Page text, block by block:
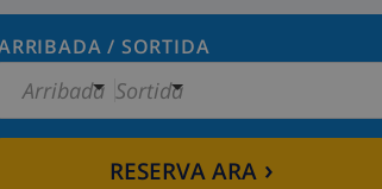
/ SORTIDA
Arribada Sortida
RESERVA ARA›